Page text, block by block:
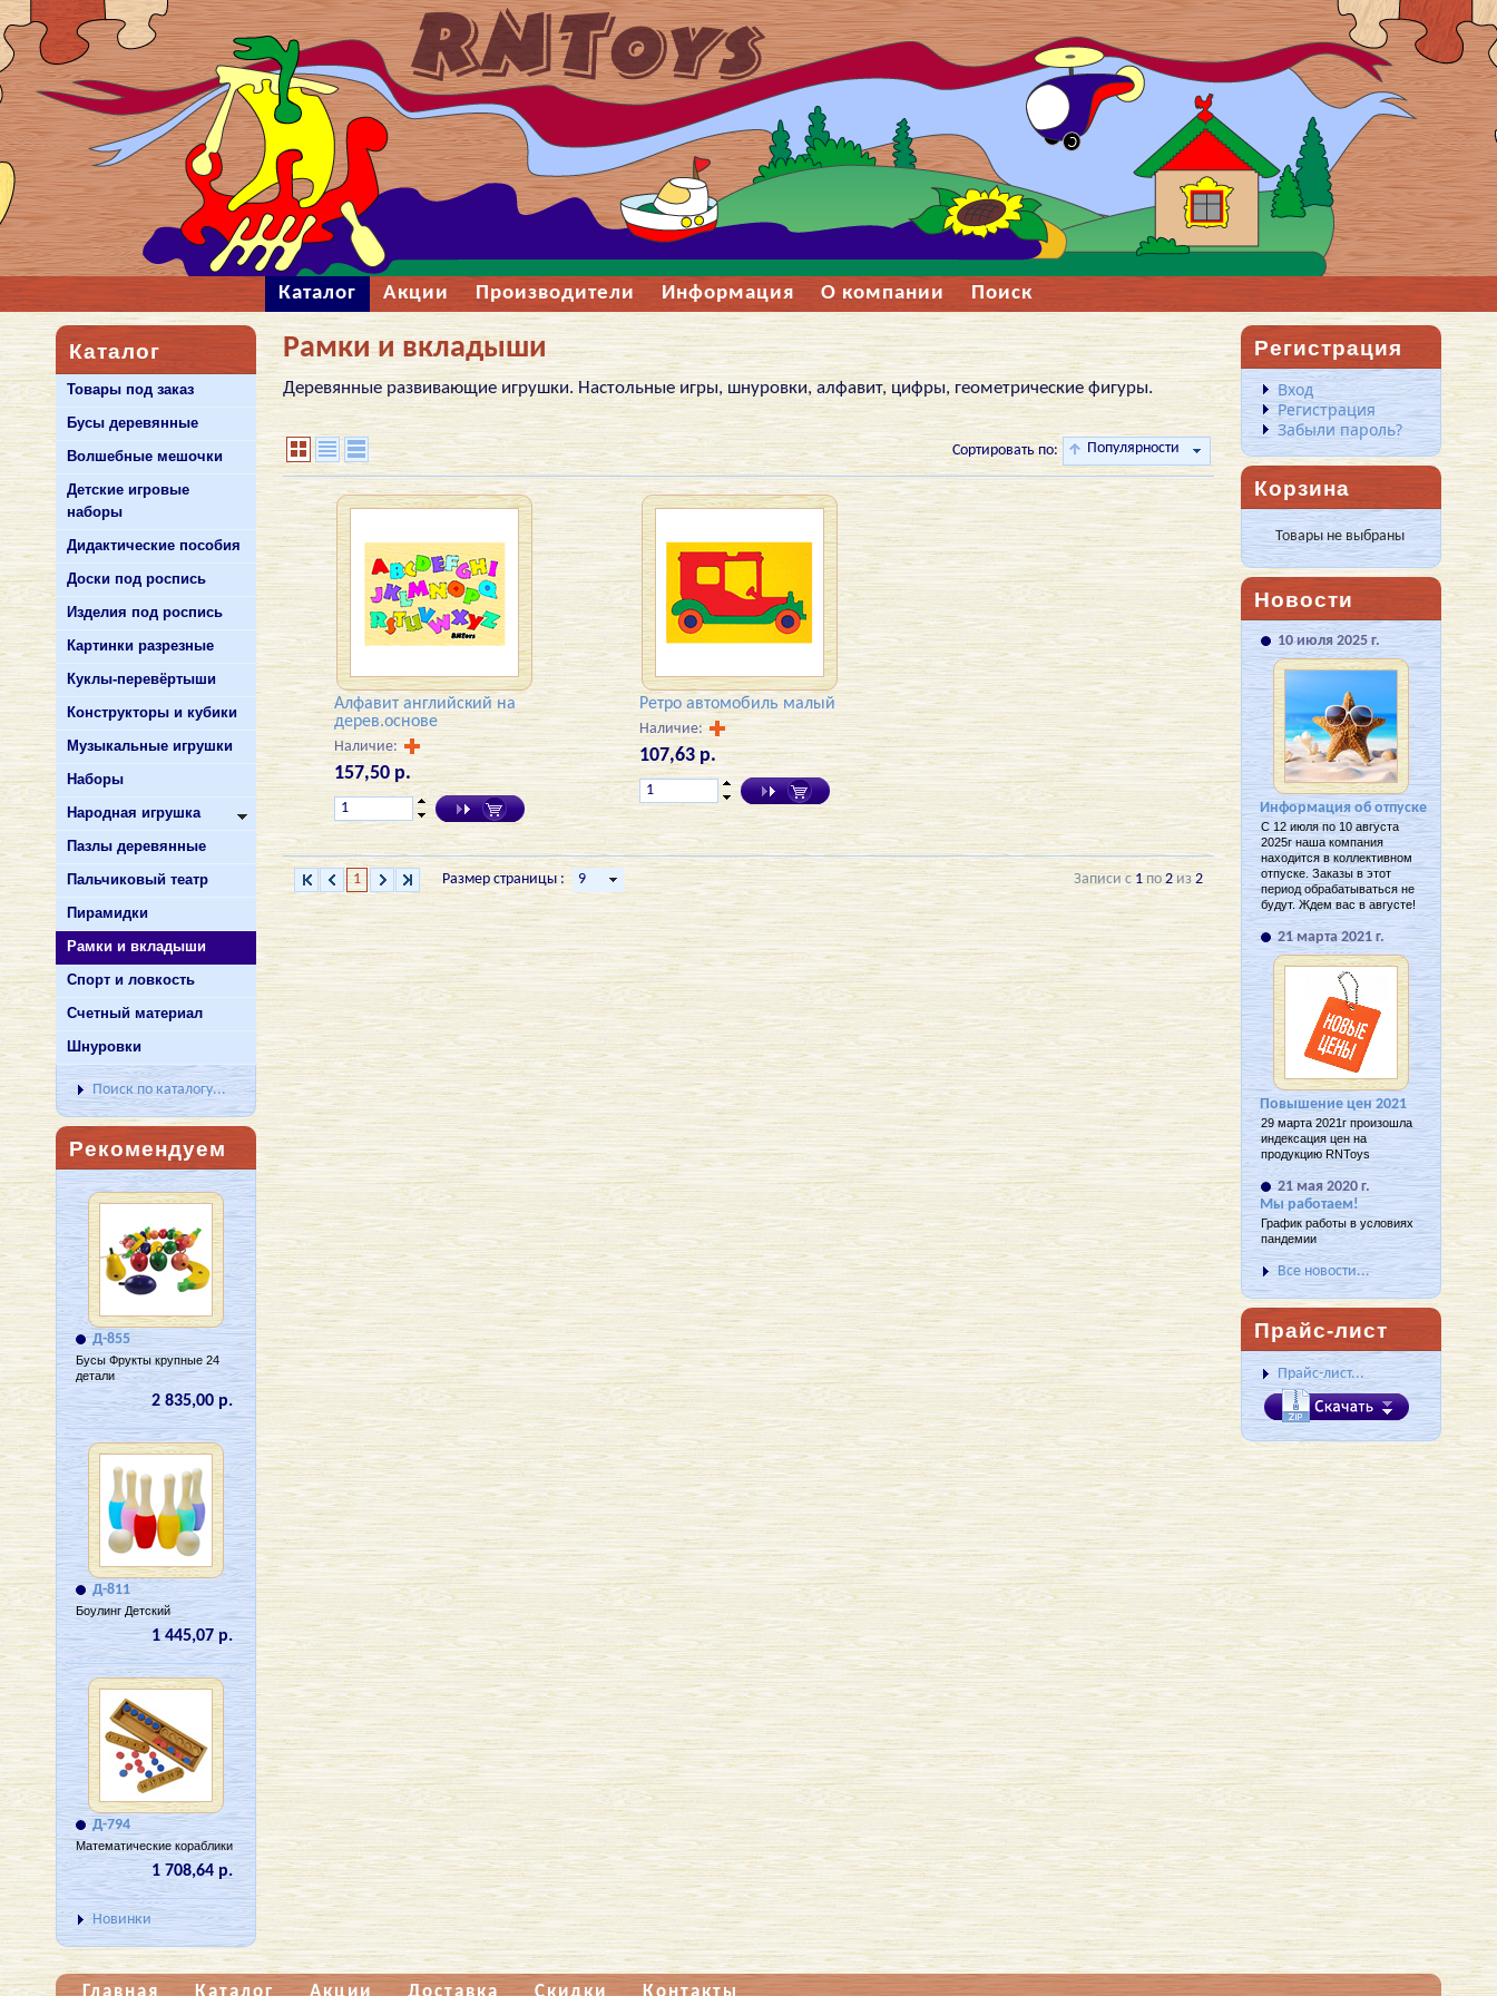
Каталог Акции Производители Информация О компании Поиск
Каталог
Товары под заказ
Бусы деревянные
Волшебные мешочки
Детские игровые
наборы
Дидактические пособия
Доски под роспись
Изделия под роспись
Картинки разрезные
Куклы-перевёртыши
Конструкторы и кубики
Музыкальные игрушки
Наборы
Народная игрушка
Пазлы деревянные
Пальчиковый театр
Пирамидки
Рамки и вкладыши
Спорт и ловкость
Счетный материал
Шнуровки
Поиск по каталогу...
Рекомендуем
Д-855
Бусы Фрукты крупные 24
детали
2 835,00 р.
Д-811
Боулинг Детский
1 445,07 р.
Д-794
Математические кораблики
1 708,64 р.
Новинки
Рамки и вкладыши
Деревянные развивающие игрушки. Настольные игры, шнуровки, алфавит, цифры, геометрические фигуры.
Сортировать по: Популярности
Алфавит английский на
дерев.основе
Наличие:
157,50 р.
Ретро автомобиль малый
Наличие:
107,63 р.
1 Размер страницы : Записи с 1 по 2 из 2
Регистрация
Вход
Регистрация
Забыли пароль?
Корзина
Товары не выбраны
Новости
10 июля 2025 г.
Информация об отпуске
С 12 июля по 10 августа
2025г наша компания
находится в коллективном
отпуске. Заказы в этот
период обрабатываться не
будут. Ждем вас в августе!
21 марта 2021 г.
Повышение цен 2021
29 марта 2021г произошла
индексация цен на
продукцию RNToys
21 мая 2020 г.
Мы работаем!
График работы в условиях
пандемии
Все новости...
Прайс-лист
Прайс-лист...
Главная Каталог Акции Доставка Скидки Контакты